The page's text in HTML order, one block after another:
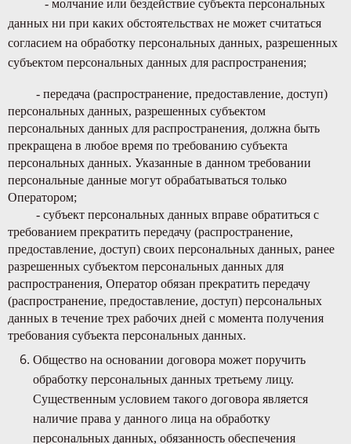
- молчание или бездействие субъекта персональных
данных ни при каких обстоятельствах не может считаться
согласием на обработку персональных данных, разрешенных
субъектом персональных данных для распространения;
- передача (распространение, предоставление, доступ)
персональных данных, разрешенных субъектом
персональных данных для распространения, должна быть
прекращена в любое время по требованию субъекта
персональных данных. Указанные в данном требовании
персональные данные могут обрабатываться только
Оператором;
- субъект персональных данных вправе обратиться с
требованием прекратить передачу (распространение,
предоставление, доступ) своих персональных данных, ранее
разрешенных субъектом персональных данных для
распространения, Оператор обязан прекратить передачу
(распространение, предоставление, доступ) персональных
данных в течение трех рабочих дней с момента получения
требования субъекта персональных данных.
Общество на основании договора может поручить
обработку персональных данных третьему лицу.
Существенным условием такого договора является
наличие права у данного лица на обработку
персональных данных, обязанность обеспечения